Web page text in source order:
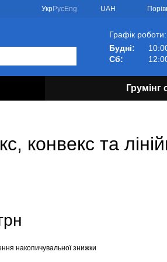
УкрРусEng UAH
Графік роботи:
Будні:
Сб:
Грумінг
конвекс та
накопичувальної знижки